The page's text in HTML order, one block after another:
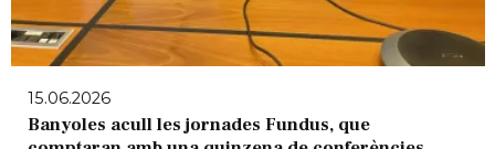
15.06.2026
Banyoles acull les jornades Fundus, que